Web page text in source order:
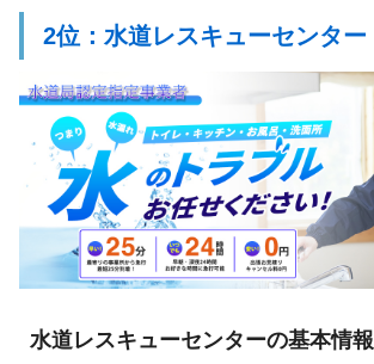
2位：水道レスキューセンター
水道レスキューセンターの基本情報